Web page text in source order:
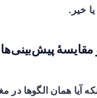
خیر.
پیش‌بینی‌ها
آیا همان الگوها در